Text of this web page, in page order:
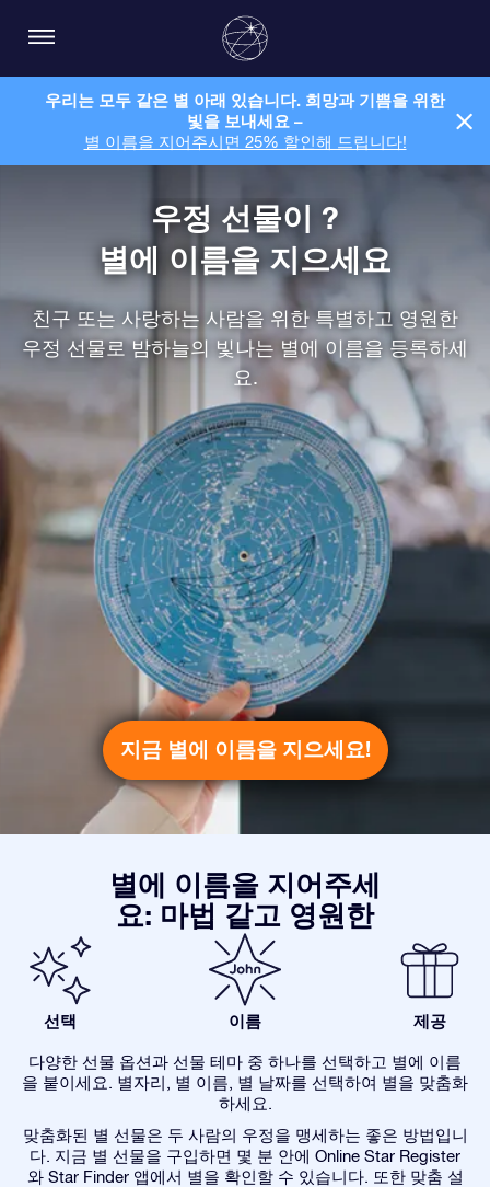
우리는 모두 같은 별 아래 있습니다. 희망과 기쁨을 위한
빛을 보내세요 –
별 이름을 지어주시면 25% 할인해 드립니다!
우정 선물이 ?
별에 이름을 지으세요
친구 또는 사랑하는 사람을 위한 특별하고 영원한
우정 선물로 밤하늘의 빛나는 별에 이름을 등록하세
요.
지금 별에 이름을 지으세요!
별에 이름을 지어주세
요: 마법 같고 영원한
선택 이름 제공
다양한 선물 옵션과 선물 테마 중 하나를 선택하고 별에 이름
을 붙이세요. 별자리, 별 이름, 별 날짜를 선택하여 별을 맞춤화
하세요.
맞춤화된 별 선물은 두 사람의 우정을 맹세하는 좋은 방법입니
다. 지금 별 선물을 구입하면 몇 분 안에 Online Star Register
와 Star Finder 앱에서 별을 확인할 수 있습니다. 또한 맞춤 설